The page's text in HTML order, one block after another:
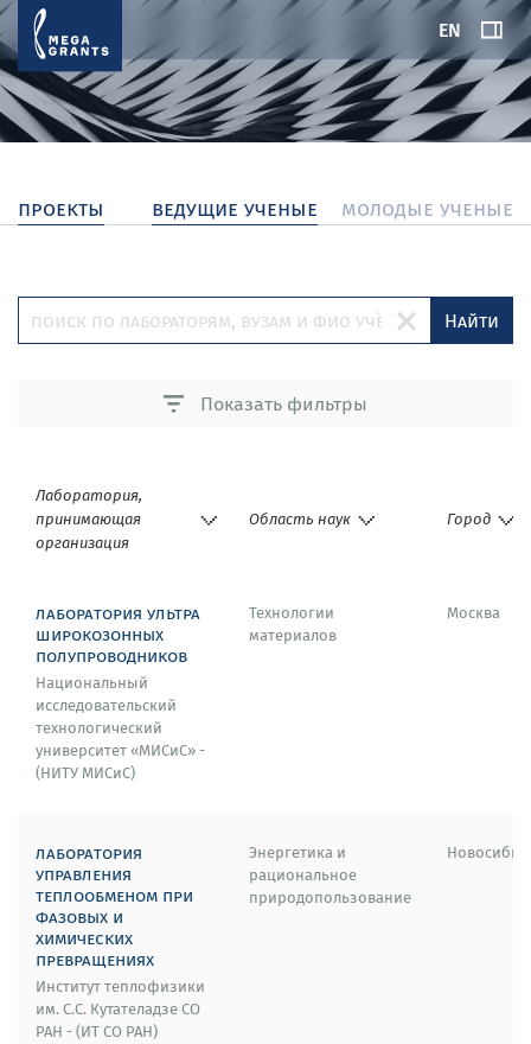
EN
проекты ведущие ученые молодые ученые
Найти
Показать фильтры
Лаборатория,
принимающая
организация
Область наук Город
лаборатория ультра
широкозонных
полупроводников
Национальный
исследовательский
технологический
университет «МИСиС» -
(НИТУ МИСиС)
Технологии
материалов
Москва
лаборатория
управления
теплообменом при
фазовых и
химических
превращениях
Институт теплофизики
им. С.С. Кутателадзе СО
РАН - (ИТ СО РАН)
Энергетика и
рациональное
природопользование